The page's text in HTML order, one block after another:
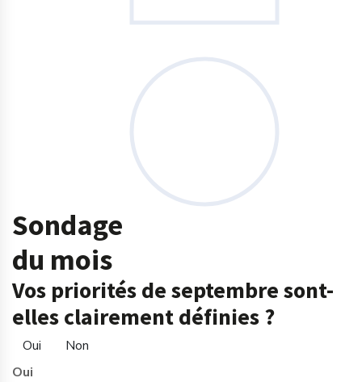
Sondage
du mois
Vos priorités de septembre sont-
elles clairement définies ?
Oui
Non
Oui